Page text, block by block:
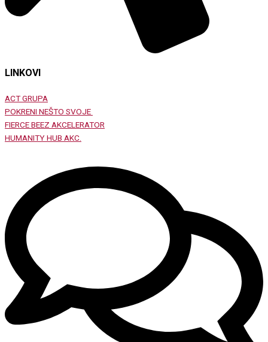
LINKOVI
ACT GRUPA
POKRENI NEŠTO SVOJE
FIERCE BEEZ AKCELERATOR
HUMANITY HUB AKC.